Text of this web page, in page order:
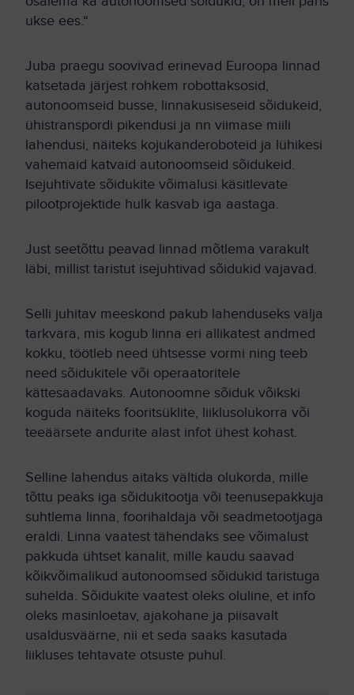
ukse ees.“
Juba praegu soovivad erinevad Euroopa linnad
katsetada järjest rohkem robottaksosid,
autonoomseid busse, linnakusiseseid sõidukeid,
ühistranspordi pikendusi ja nn viimase miili
lahendusi, näiteks kojukanderoboteid ja lühikesi
vahemaid katvaid autonoomseid sõidukeid.
Isejuhtivate sõidukite võimalusi käsitlevate
pilootprojektide hulk kasvab iga aastaga.
Just seetõttu peavad linnad mõtlema varakult
läbi, millist taristut isejuhtivad sõidukid vajavad.
Selli juhitav meeskond pakub lahenduseks välja
tarkvara, mis kogub linna eri allikatest andmed
kokku, töötleb need ühtsesse vormi ning teeb
need sõidukitele või operaatoritele
kättesaadavaks. Autonoomne sõiduk võikski
koguda näiteks fooritsüklite, liiklusolukorra või
teeäärsete andurite alast infot ühest kohast.
Selline lahendus aitaks vältida olukorda, mille
tõttu peaks iga sõidukitootja või teenusepakkuja
suhtlema linna, foorihaldaja või seadmetootjaga
eraldi. Linna vaatest tähendaks see võimalust
pakkuda ühtset kanalit, mille kaudu saavad
kõikvõimalikud autonoomsed sõidukid taristuga
suhelda. Sõidukite vaatest oleks oluline, et info
oleks masinloetav, ajakohane ja piisavalt
usaldusväärne, nii et seda saaks kasutada
liikluses tehtavate otsuste puhul.